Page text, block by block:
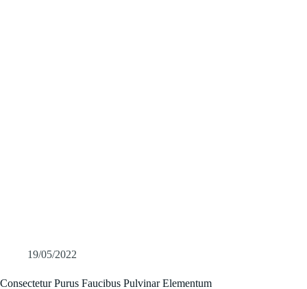
19/05/2022
Consectetur Purus Faucibus Pulvinar Elementum